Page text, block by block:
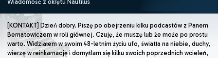
Wiadomość z okrętu Nautilus
[KONTAKT] Dzień dobry. Piszę po obejrzeniu kilku podcastów z Panem
Bernatowiczem w roli głównej. Czuję, że muszę lub że może po prostu
warto. Widziałem w swoim 48-letnim życiu ufo, światła na niebie, duchy,
wierzę w reinkarnację i domyślam się kilku swoich poprzednich wcieleń,